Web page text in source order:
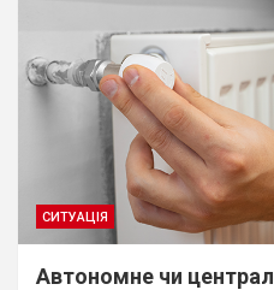
СИТУАЦІЯ
Автономне чи